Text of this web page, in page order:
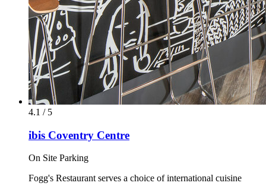
4.1 / 5
ibis Coventry Centre
On Site Parking
Fogg's Restaurant serves a choice of international cuisine